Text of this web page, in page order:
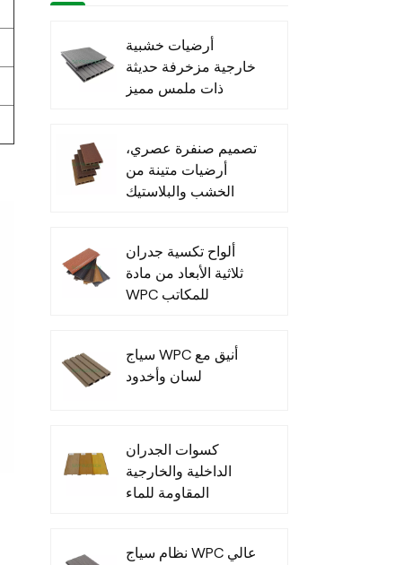
أرضيات خشبية
خارجية مزخرفة حديثة
ذات ملمس مميز
تصميم صنفرة عصري،
أرضيات متينة من
الخشب والبلاستيك
ألواح تكسية جدران
ثلاثية الأبعاد من مادة
WPC للمكاتب
سياج WPC أنيق مع
لسان وأخدود
كسوات الجدران
الداخلية والخارجية
المقاومة للماء
نظام سياج WPC عالي